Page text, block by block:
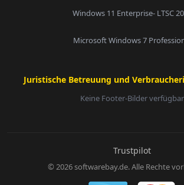
Windows 11 Enterprise- LTSC
Microsoft Windows 7
Juristische Betreuung und
Keine Footer-Bilder verfügbar
Trustpilot
© 2026 softwarebay.de. Alle Rechte